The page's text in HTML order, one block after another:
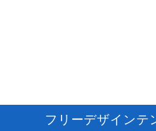
フリーデザインテ